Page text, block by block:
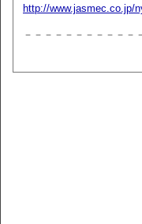
http://www.jasmec.co.jp/
－－－－－－－－－－－